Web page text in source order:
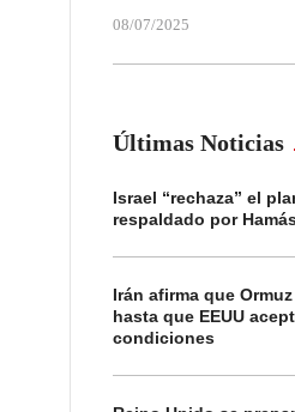
08/07/2025
Últimas Noticias
Israel “rechaza” el
respaldado por
Irán afirma que
hasta que EEUU
condiciones